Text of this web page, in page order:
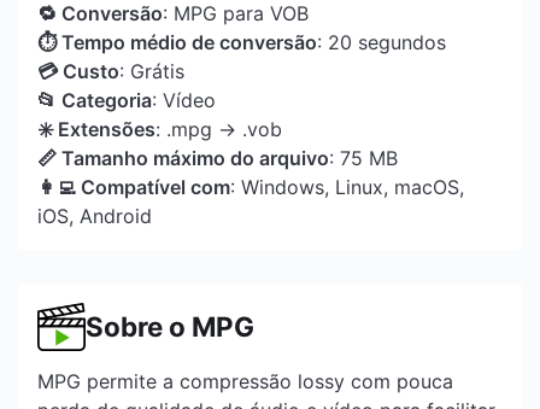
🔁 Conversão: MPG para VOB
⏱ Tempo médio de conversão: 20 segundos
💳 Custo: Grátis
📂 Categoria: Vídeo
✳️ Extensões: .mpg → .vob
📏 Tamanho máximo do arquivo: 75 MB
👩‍💻 Compatível com: Windows, Linux, macOS,
iOS, Android
Sobre o MPG
MPG permite a compressão lossy com pouca